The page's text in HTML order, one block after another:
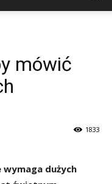
mówić
1833
dużych